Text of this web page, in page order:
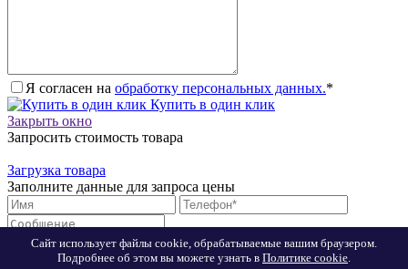
Я согласен на обработку персональных данных.*
Купить в один клик
Закрыть окно
Запросить стоимость товара
Загрузка товара
Заполните данные для запроса цены
Я согласен наобработку персональных данных.*
Сайт использует файлы cookie, обрабатываемые вашим браузером.
Подробнее об этом вы можете узнать в Политике cookie.